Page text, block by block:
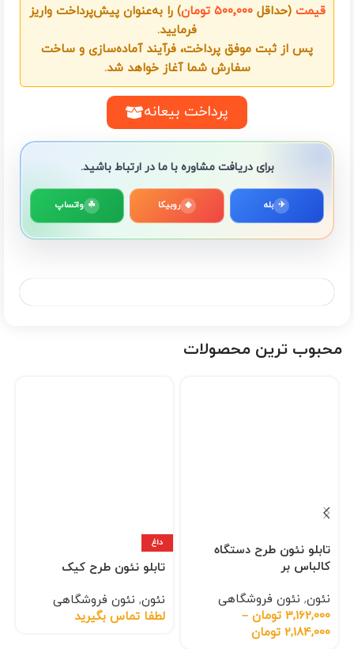
قیمت (حداقل۵۰۰٬۰۰۰ تومان
) را به‌عنوان پیش‌پرداخت واریز
فرمایید.
پس از ثبت موفق پرداخت، فرآیند آماده‌سازی و ساخت
سفارش شما آغاز خواهد شد.
پرداخت بیعانه
برای دریافت مشاوره با ما در ارتباط باشید.
✈ بله ◆ روبیکا ☘ واتساپ
محبوب ترین محصولات
تابلو نئون طرح دستگاه
کالباس بر
نئون, نئون فروشگاهی
3,162,000 تومان –
2,184,000 تومان
داغ
تابلو نئون طرح کیک
نئون, نئون فروشگاهی
لطفا تماس بگیرید